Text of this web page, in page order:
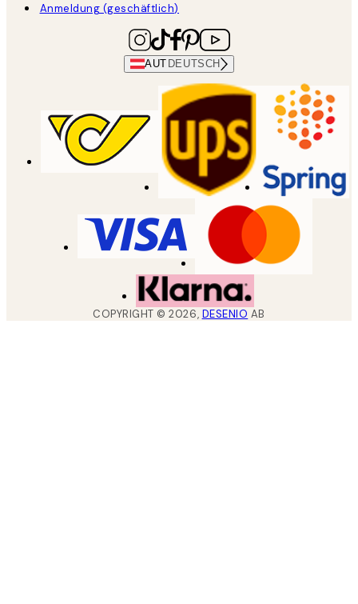
Anmeldung (geschäftlich)
AUT DEUTSCH
COPYRIGHT ©2026, DESENIO AB